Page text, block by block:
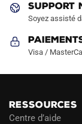
produit
SUPPORT
Soyez assisté
Visa /
RESSOURCES
Centre d’aide